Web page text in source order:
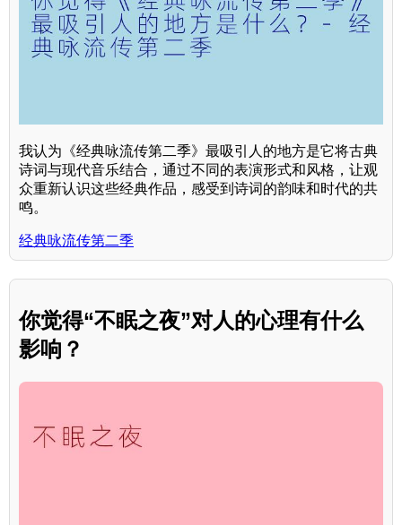
我认为《经典咏流传第二季》最吸引人的地方是它将古典
诗词与现代音乐结合，通过不同的表演形式和风格，让观
众重新认识这些经典作品，感受到诗词的韵味和时代的共
鸣。
经典咏流传第二季
你觉得“不眠之夜”对人的心理有什么
影响？